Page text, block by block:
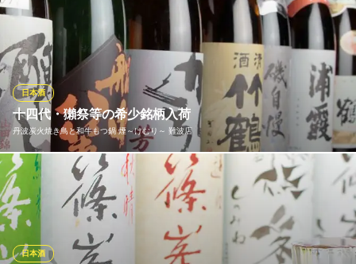
上質、洗練された地酒 日本酒 中々手に入らない希少な銘酒もあ
ります。 こちらは別料金ですが、驚きの価格でご用意させていた
だいています。 獺祭や、十四代、お得な価格になっていますの
で、まだ飲んだことのない人はぜひ。 日本酒の旨さ、お好みの肴
と合わせて楽しんでください。黒門市場は夕方がお得!!
セルフ角打ち 日本酒センター 富士
日本酒セルフ飲み放題
大阪メトロ千日前線日本橋駅 徒歩3分
大阪府大阪市中央区千日前2-7-22 2F
十四代・獺祭等の希少銘柄入荷
丹波炭火焼き鳥と和牛もつ鍋 煙～けむり～ 難波店
日本酒
こだわりを持って集めた日本酒や焼酎をご堪能ください！超希少
銘柄や、全国の日本酒を月替わりでご用意。是非お客様のお気に
入りを見つけてみてください。和牛もつ鍋や新鮮な鶏料理など、
お酒にピッタリな料理をご用意してお待ちしております。
日本酒